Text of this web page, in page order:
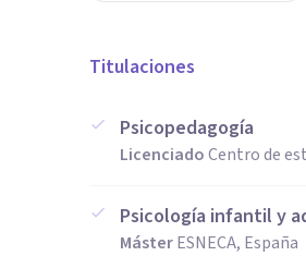
Titulaciones
Psicopedagogía
LicenciadoCentro de
Psicología infantil y
MásterESNECA, España